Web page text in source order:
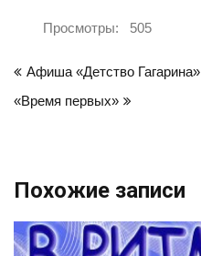
Просмотры: 505
по
Афиша «Детство Гагарина»
«Время первых»
Похожие записи